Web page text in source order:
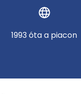
1993 óta a piacon